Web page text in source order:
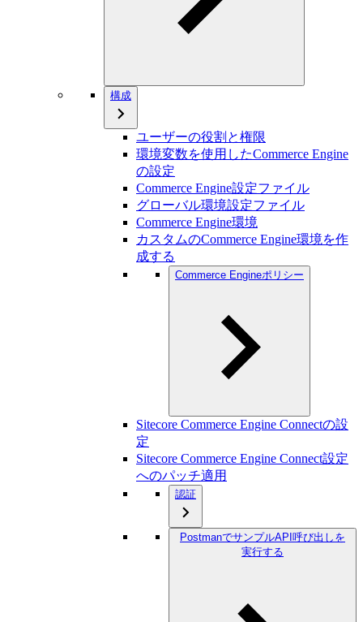
構成
ユーザーの役割と権限
環境変数を使用したCommerce Engine
の設定
Commerce Engine設定ファイル
グローバル環境設定ファイル
Commerce Engine環境
カスタムのCommerce Engine環境を作
成する
Commerce Engineポリシー
Sitecore Commerce Engine Connectの設
定
Sitecore Commerce Engine Connect設定
へのパッチ適用
認証
PostmanでサンプルAPI呼び出しを
実行する